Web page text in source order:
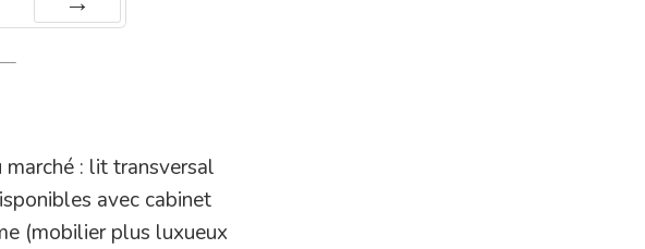
: lit transversal
avec cabinet
(mobilier plus luxueux